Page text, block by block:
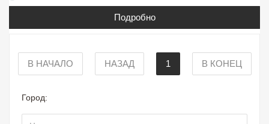
Подробно
В НАЧАЛО НАЗАД 1 В КОНЕЦ
Город: